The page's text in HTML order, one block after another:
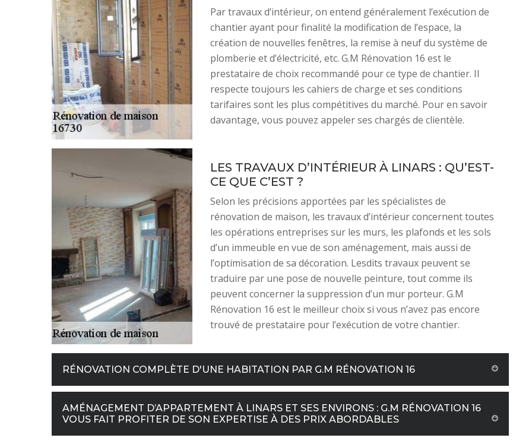
Par travaux d’intérieur, on entend généralement l’exécution de
chantier ayant pour finalité la modification de l’espace, la
création de nouvelles fenêtres, la remise à neuf du système de
plomberie et d’électricité, etc. G.M Rénovation 16 est le
prestataire de choix recommandé pour ce type de chantier. Il
respecte toujours les cahiers de charge et ses conditions
tarifaires sont les plus compétitives du marché. Pour en savoir
davantage, vous pouvez appeler ses chargés de clientèle.
LES TRAVAUX D’INTÉRIEUR À LINARS : QU’EST-
CE QUE C’EST ?
Selon les précisions apportées par les spécialistes de
rénovation de maison, les travaux d’intérieur concernent toutes
les opérations entreprises sur les murs, les plafonds et les sols
d’un immeuble en vue de son aménagement, mais aussi de
l’optimisation de sa décoration. Lesdits travaux peuvent se
traduire par une pose de nouvelle peinture, tout comme ils
peuvent concerner la suppression d’un mur porteur. G.M
Rénovation 16 est le meilleur choix si vous n’avez pas encore
trouvé de prestataire pour l’exécution de votre chantier.
RÉNOVATION COMPLÈTE D'UNE HABITATION PAR G.M RÉNOVATION 16
AMÉNAGEMENT D’APPARTEMENT À LINARS ET SES ENVIRONS : G.M RÉNOVATION 16
VOUS FAIT PROFITER DE SON EXPERTISE À DES PRIX ABORDABLES